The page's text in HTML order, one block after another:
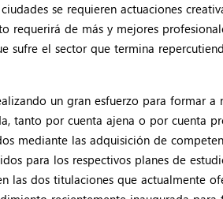
se requieren actuaciones
requerirá de más y mejores
sufre el sector que termina
un gran esfuerzo para formar a
tanto por cuenta ajena o por cuenta
mediante las adquisición de
para los respectivos planes de
las dos titulaciones que actualmente